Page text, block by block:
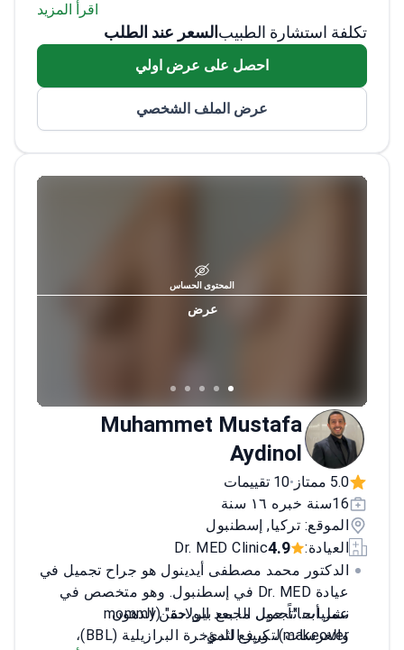
ابتسامات هوليوود وإجراء عمليات زراعة الأسنان
المتقدمة. حصل على شهادة دكتور في جراحة
مسيرته المهنية في جامعة المستقبل بمصر.
الشخصية، ويستخدم أحدث التقنيات والتكنولوجيا
المرضى يجعله رائداً في مجاله.
اقرأ المزيد
تكلفة استشارة الطبيب السعر عند الطلب
احصل على عرض اولي
عرض الملف الشخصي
المحتوى الحساس
عرض
Muhammet Mustafa
Aydinol
5.0 ممتاز •10 تقييمات
16سنة خبره ١٦ سنة
الموقع: تركيا, إسطنبول
العيادة:
4.9
Dr. MED Clinic
الدكتور محمد مصطفى أيدينول هو جراح تجميل في
عيادة Dr. MED في إسطنبول. وهو متخصص في
عمليات "تجميل ما بعد الولادة" (mommy
makeover)، ورفع المؤخرة البرازيلية (BBL)،
نشر أبحاثاً حول الجمع بين حقن الدهون
والغرسات لتكبير الثدي.